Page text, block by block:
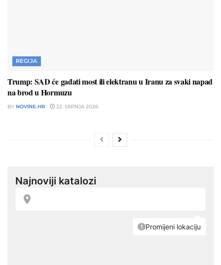
REGIJA
Trump: SAD će gađati most ili elektranu u Iranu za svaki napad
na brod u Hormuzu
BY NOVINE.HR 22. SRPNJA 2026.